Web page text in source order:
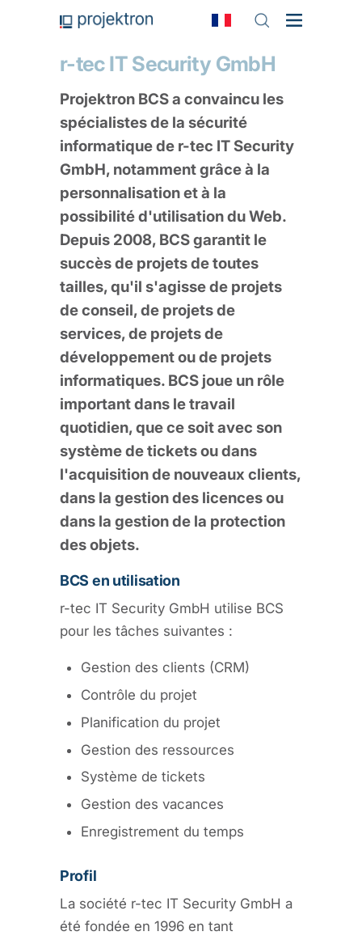
r-tec IT Security GmbH
Projektron BCS a convaincu les
spécialistes de la sécurité
informatique de r-tec IT Security
GmbH, notamment grâce à la
personnalisation et à la
possibilité d'utilisation du Web.
Depuis 2008, BCS garantit le
succès de projets de toutes
tailles, qu'il s'agisse de projets
de conseil, de projets de
services, de projets de
développement ou de projets
informatiques. BCS joue un rôle
important dans le travail
quotidien, que ce soit avec son
système de tickets ou dans
l'acquisition de nouveaux clients,
dans la gestion des licences ou
dans la gestion de la protection
des objets.
BCS en utilisation
r-tec IT Security GmbH utilise BCS
pour les tâches suivantes :
Gestion des clients (CRM)
Contrôle du projet
Planification du projet
Gestion des ressources
Système de tickets
Gestion des vacances
Enregistrement du temps
Profil
La société r-tec IT Security GmbH a
été fondée en 1996 en tant